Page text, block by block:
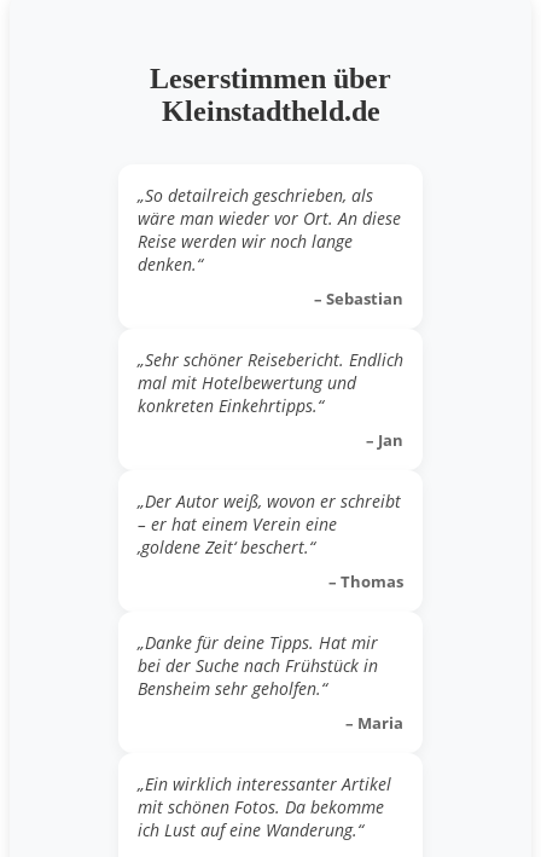
Leserstimmen über
Kleinstadtheld.de
„So detailreich geschrieben, als
wäre man wieder vor Ort. An diese
Reise werden wir noch lange
denken.“
– Sebastian
„Sehr schöner Reisebericht. Endlich
mal mit Hotelbewertung und
konkreten Einkehrtipps.“
– Jan
„Der Autor weiß, wovon er schreibt
– er hat einem Verein eine
‚goldene Zeit‘ beschert.“
– Thomas
„Danke für deine Tipps. Hat mir
bei der Suche nach Frühstück in
Bensheim sehr geholfen.“
– Maria
„Ein wirklich interessanter Artikel
mit schönen Fotos. Da bekomme
ich Lust auf eine Wanderung.“